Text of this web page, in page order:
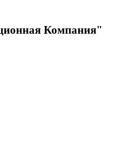
Компания"